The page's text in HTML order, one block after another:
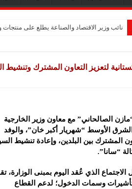
نائب وزير الاقتصاد والصناعة يطلع على منتجات
لتعزيز التعاون المشترك وتنشيط
الصالحاني” مع معاون وزير الخارجية
الأوسط “شهريار أكبر خان”، والوفد
المشترك بين البلدين، وإعادة تنشيط
“سانا”.
الاجتماع الذي عُقد اليوم بمبنى الوزارة،
وسمات الدخول؛ لدعم القطاع